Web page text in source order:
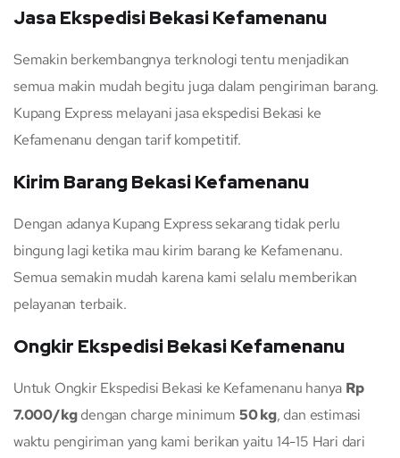
Jasa Ekspedisi Bekasi Kefamenanu
Semakin berkembangnya terknologi tentu menjadikan
semua makin mudah begitu juga dalam pengiriman barang.
Kupang Express melayani jasa ekspedisi Bekasi ke
Kefamenanu dengan tarif kompetitif.
Kirim Barang Bekasi Kefamenanu
Dengan adanya Kupang Express sekarang tidak perlu
bingung lagi ketika mau kirim barang ke Kefamenanu.
Semua semakin mudah karena kami selalu memberikan
pelayanan terbaik.
Ongkir Ekspedisi Bekasi Kefamenanu
Untuk Ongkir Ekspedisi Bekasi ke Kefamenanu hanya Rp
7.000/kgdengan charge minimum 50 kg, dan estimasi
waktu pengiriman yang kami berikan yaitu 14-15 Hari dari